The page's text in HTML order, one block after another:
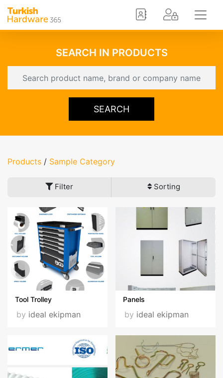
SEARCH IN PRODUCTS
SEARCH
Products / Sample Category
Filter Sorting
Tool Trolley
by ideal ekipman
Panels
by ideal ekipman